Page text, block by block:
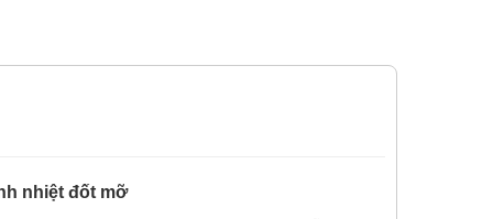
nhiệt đốt mỡ